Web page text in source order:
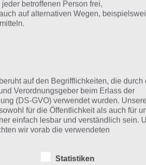
und Rätsel im
wie “Bild: Flugzeug” befinden sich
eines Fotografen“. Klicke einfach
betroffenen Person frei,
auf alternativen Wegen,
auf den Begrifflichkeiten, die durch
Verordnungsgeber beim Erlass der
(DS-GVO) verwendet wurden. Unsere
für die Öffentlichkeit als auch für
einfach lesbar und verständlich sein.
wir vorab die verwendeten
unter anderem die
Statistiken